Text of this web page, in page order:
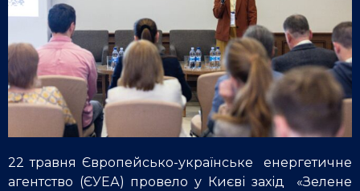
22 травня Європейсько-українське енергетичне
агентство (ЄУЕА) провело у Києві захід «Зелене